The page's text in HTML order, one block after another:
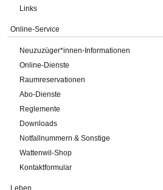
Links
Online-Service
Neuzuzüger*innen-Informationen
Online-Dienste
Raumreservationen
Abo-Dienste
Reglemente
Downloads
Notfallnummern & Sonstige
Wattenwil-Shop
Kontaktformular
Leben